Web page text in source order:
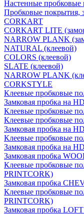
Настенные пробковые
Пробковые покрытия,
CORKART
CORKART LITE
NARROW PLANK
NATURAL (клеевой)
COLORS (клеевой)
SLATE (клеевой)
NARROW PLANK
CORKSTYLE
Клеевые пробковые
Замковая пробка на
Клеевые пробковые
Клеевые пробковые
Замковая пробка на
Клеевые пробковые
Замковая пробка на
Замковая пробка
Клеевые пробковые
PRINTCORK)
Замковая пробка
Клеевые пробковые
PRINTCORK)
Замковая пробка